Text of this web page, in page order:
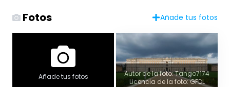
Fotos Añade tus fotos
Añade tus fotos
Autor de la foto: Tango7174
Licencia de la foto: GFDL